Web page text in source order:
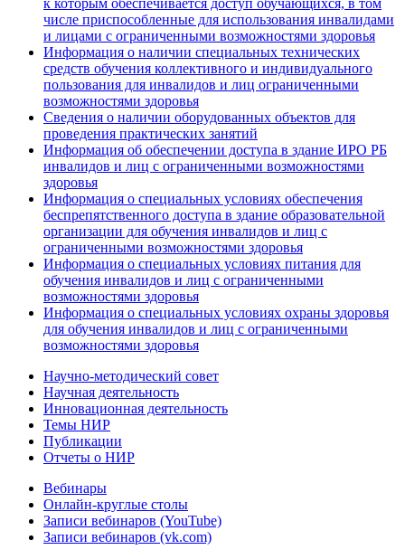
к которым обеспечивается доступ обучающихся, в том
числе приспособленные для использования инвалидами
и лицами с ограниченными возможностями здоровья
Информация о наличии специальных технических
средств обучения коллективного и индивидуального
пользования для инвалидов и лиц ограниченными
возможностями здоровья
Сведения о наличии оборудованных объектов для
проведения практических занятий
Информация об обеспечении доступа в здание ИРО РБ
инвалидов и лиц с ограниченными возможностями
здоровья
Информация о специальных условиях обеспечения
беспрепятственного доступа в здание образовательной
организации для обучения инвалидов и лиц с
ограниченными возможностями здоровья
Информация о специальных условиях питания для
обучения инвалидов и лиц с ограниченными
возможностями здоровья
Информация о специальных условиях охраны здоровья
для обучения инвалидов и лиц с ограниченными
возможностями здоровья
Научно-методический совет
Научная деятельность
Инновационная деятельность
Темы НИР
Публикации
Отчеты о НИР
Вебинары
Онлайн-круглые столы
Записи вебинаров (YouTube)
Записи вебинаров (vk.com)